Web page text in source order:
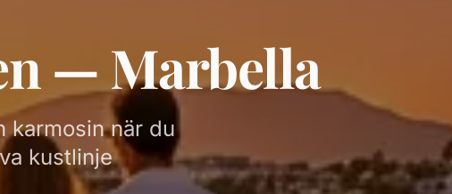
— Marbella
karmosin när du
kustlinje